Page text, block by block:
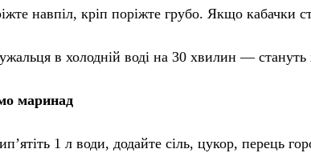
навпіл, кріп поріжте грубо. Якщо кабачки
в холодній воді на 30 хвилин —
маринад
1 л води, додайте сіль, цукор, перець